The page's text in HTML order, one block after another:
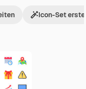
Icon-Set